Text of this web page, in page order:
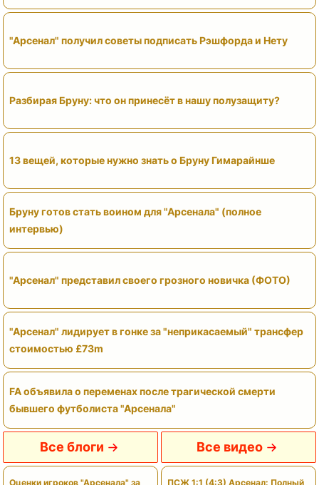
"Арсенал" получил советы подписать Рэшфорда и Нету
Разбирая Бруну: что он принесёт в нашу полузащиту?
13 вещей, которые нужно знать о Бруну Гимарайнше
Бруну готов стать воином для "Арсенала" (полное
интервью)
"Арсенал" представил своего грозного новичка (ФОТО)
"Арсенал" лидирует в гонке за "неприкасаемый" трансфер
стоимостью £73m
FA объявила о переменах после трагической смерти
бывшего футболиста "Арсенала"
Все блоги
Оценки игроков "Арсенала" за
Все видео
ПСЖ 1:1 (4:3) Арсенал: Полный